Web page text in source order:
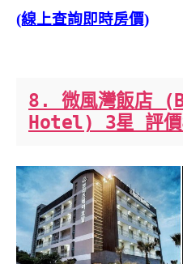
(線上查詢即時房價)
8. 微風灣飯店
Hotel) 3星 評